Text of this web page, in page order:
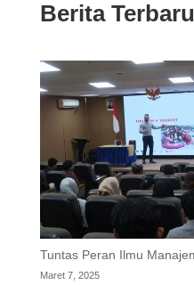
Berita
Tuntas Peran Ilmu
Maret 7, 2025